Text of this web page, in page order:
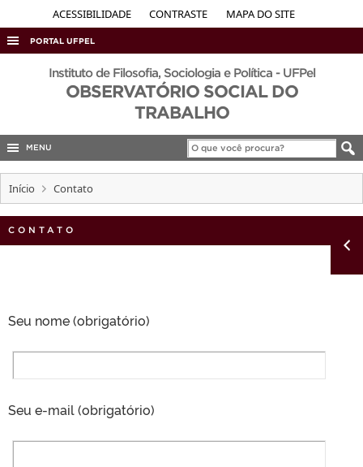
ACESSIBILIDADE CONTRASTE MAPA DO SITE
PORTAL UFPEL
ACESSO À INFORMAÇÃO
AUDITORIA
CONCURSOS
INTERNACIONAL
OUVIDORIA
Instituto de Filosofia, Sociologia e Política - UFPel
OBSERVATÓRIO SOCIAL DO
TRABALHO
MENU
Início Contato
CONTATO
Seu nome (obrigatório)
Seu e-mail (obrigatório)